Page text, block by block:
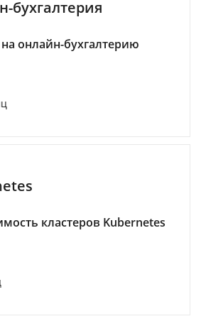
бухгалтерия
онлайн-бухгалтерию
кластеров Kubernetes